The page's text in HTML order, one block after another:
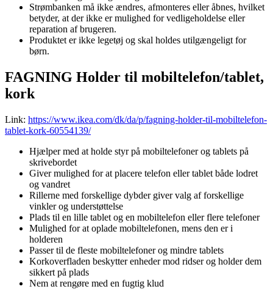
Strømbanken må ikke ændres, afmonteres eller åbnes, hvilket
betyder, at der ikke er mulighed for vedligeholdelse eller
reparation af brugeren.
Produktet er ikke legetøj og skal holdes utilgængeligt for
børn.
FAGNING Holder til mobiltelefon/tablet,
kork
Link: https://www.ikea.com/dk/da/p/fagning-holder-til-mobiltelefon-
tablet-kork-60554139/
Hjælper med at holde styr på mobiltelefoner og tablets på
skrivebordet
Giver mulighed for at placere telefon eller tablet både lodret
og vandret
Rillerne med forskellige dybder giver valg af forskellige
vinkler og understøttelse
Plads til en lille tablet og en mobiltelefon eller flere telefoner
Mulighed for at oplade mobiltelefonen, mens den er i
holderen
Passer til de fleste mobiltelefoner og mindre tablets
Korkoverfladen beskytter enheder mod ridser og holder dem
sikkert på plads
Nem at rengøre med en fugtig klud